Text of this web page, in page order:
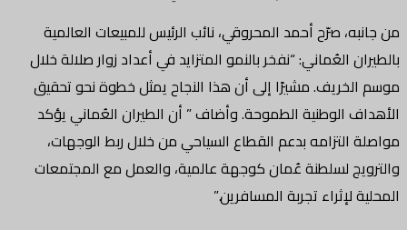
من جانبه، صرّح أحمد المحروقي، نائب الرئيس للمبيعات العالمية
بالطيران العُماني: “نفخر بالنمو المتزايد في أعداد زوار صلالة خلال
موسم الخريف. مشيرًا إلى أن هذا النجاح يمثل خطوة نحو تحقيق
الأهداف الوطنية الطموحة. وأضاف ” أن الطيران العُماني يؤكد
مواصلة التزامه بدعم القطاع السياحي من خلال ربط الوجهات،
والترويج لسلطنة عُمان كوجهة عالمية، والعمل مع المجتمعات
المحلية لإثراء تجربة المسافرين.”